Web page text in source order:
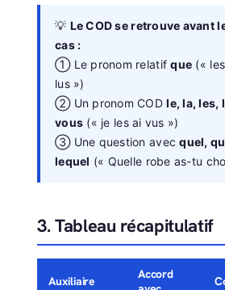
💡 Le COD se retrouve avant
cas :
① Le pronom relatifque («
lus »)
② Un pronom CODle, la, les,
vous (« je les ai vus »)
③ Une question avecquel,
lequel (« Quelle robe as-tu
3. Tableau récapitulatif
Auxiliaire
Accord